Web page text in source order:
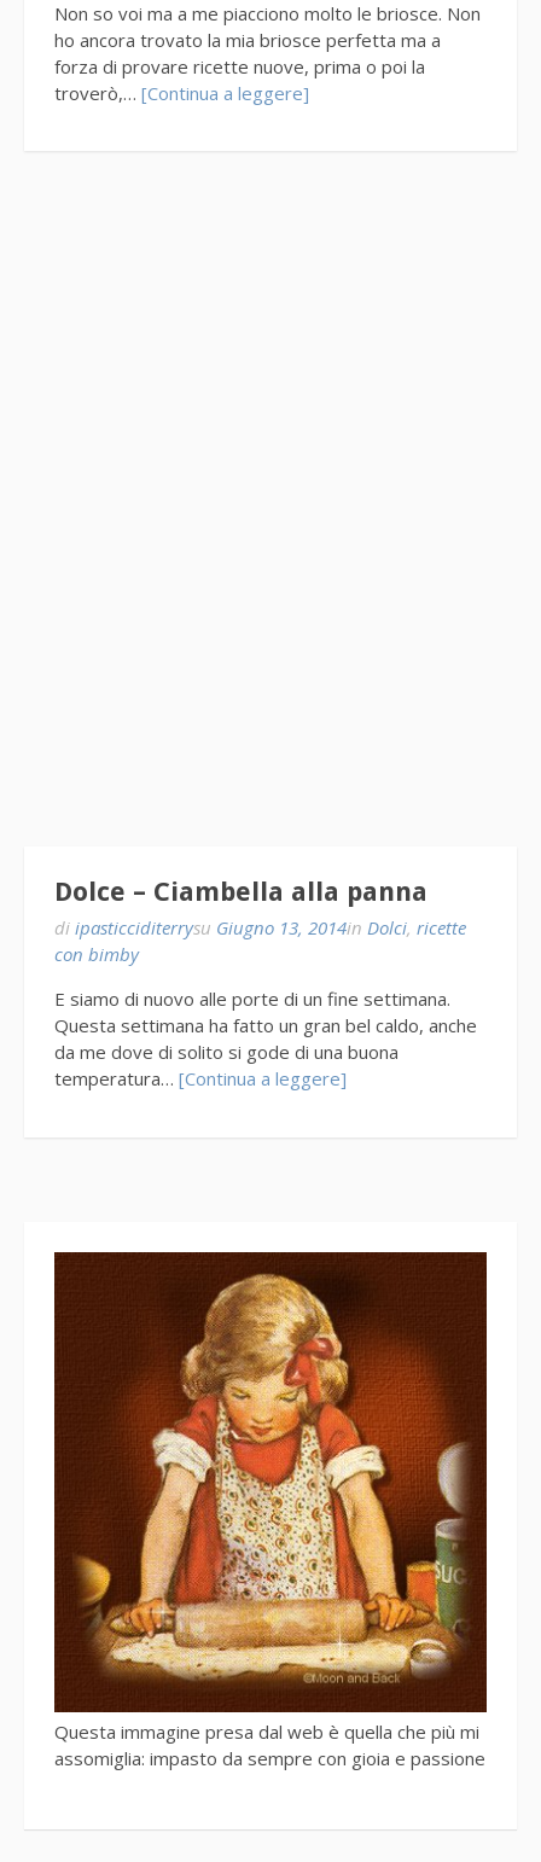
Non so voi ma a me piacciono molto le briosce. Non
ho ancora trovato la mia briosce perfetta ma a
forza di provare ricette nuove, prima o poi la
troverò,… [Continua a leggere]
Dolce – Ciambella alla panna
di ipasticciditerrysu Giugno 13, 2014in Dolci, ricette
con bimby
E siamo di nuovo alle porte di un fine settimana.
Questa settimana ha fatto un gran bel caldo, anche
da me dove di solito si gode di una buona
temperatura… [Continua a leggere]
Questa immagine presa dal web è quella che più mi
assomiglia: impasto da sempre con gioia e passione